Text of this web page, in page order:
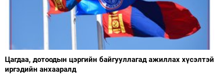
Цагдаа, дотоодын цэргийн байгууллагад ажиллах хүсэлтэй
иргэдийн анхааралд